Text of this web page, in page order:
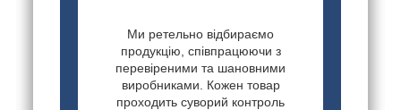
Ми ретельно відбираємо
продукцію, співпрацюючи з
перевіреними та шановними
виробниками. Кожен товар
проходить суворий контроль